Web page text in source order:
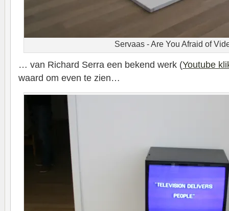
Servaas - Are You Afraid of
… van Richard Serra een bekend werk (Youtube
waard om even te zien…